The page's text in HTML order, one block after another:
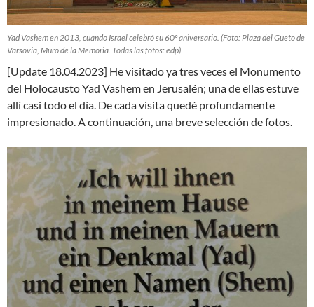
Yad Vashem en 2013, cuando Israel celebró su 60º aniversario. (Foto: Plaza del Gueto de
Varsovia, Muro de la Memoria. Todas las fotos: edp)
[Update 18.04.2023] He visitado ya tres veces el Monumento
del Holocausto Yad Vashem en Jerusalén; una de ellas estuve
allí casi todo el día. De cada visita quedé profundamente
impresionado. A continuación, una breve selección de fotos.